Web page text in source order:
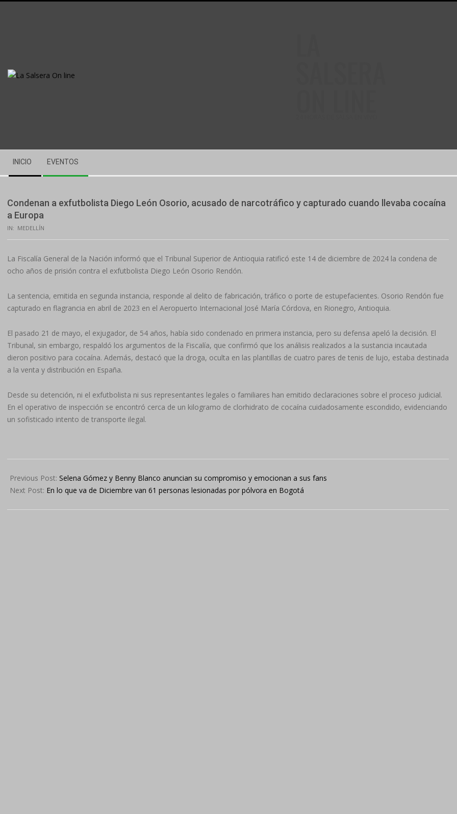
Navigation
Menu
INICIO EVENTOS
Condenan a exfutbolista Diego León Osorio, acusado de narcotráfico y capturado cuando llevaba cocaína
a Europa
IN: MEDELLÍN
La Fiscalía General de la Nación informó que el Tribunal Superior de Antioquia ratificó este 14 de diciembre de 2024 la condena de
ocho años de prisión contra el exfutbolista Diego León Osorio Rendón.
La sentencia, emitida en segunda instancia, responde al delito de fabricación, tráfico o porte de estupefacientes. Osorio Rendón fue
capturado en flagrancia en abril de 2023 en el Aeropuerto Internacional José María Córdova, en Rionegro, Antioquia.
El pasado 21 de mayo, el exjugador, de 54 años, había sido condenado en primera instancia, pero su defensa apeló la decisión. El
Tribunal, sin embargo, respaldó los argumentos de la Fiscalía, que confirmó que los análisis realizados a la sustancia incautada
dieron positivo para cocaína. Además, destacó que la droga, oculta en las plantillas de cuatro pares de tenis de lujo, estaba destinada
a la venta y distribución en España.
Desde su detención, ni el exfutbolista ni sus representantes legales o familiares han emitido declaraciones sobre el proceso judicial.
En el operativo de inspección se encontró cerca de un kilogramo de clorhidrato de cocaína cuidadosamente escondido, evidenciando
un sofisticado intento de transporte ilegal.
12-
13
Previous Post: Selena Gómez y Benny Blanco anuncian su compromiso y emocionan a sus fans
Next Post: En lo que va de Diciembre van 61 personas lesionadas por pólvora en Bogotá